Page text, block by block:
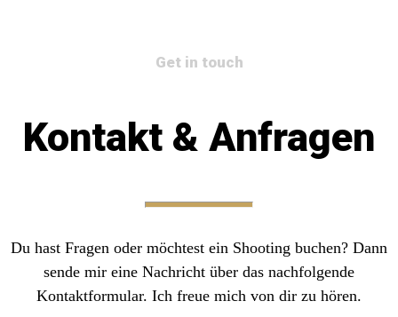
Get in touch
Kontakt & Anfragen
Du hast Fragen oder möchtest ein Shooting buchen? Dann
sende mir eine Nachricht über das nachfolgende
Kontaktformular. Ich freue mich von dir zu hören.